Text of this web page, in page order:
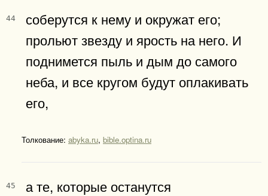
44
соберутся к нему и окружат его;
прольют звезду и ярость на него. И
поднимется пыль и дым до самого
неба, и все кругом будут оплакивать
его,
Толкование: abyka.ru, bible.optina.ru
45
а те, которые останутся